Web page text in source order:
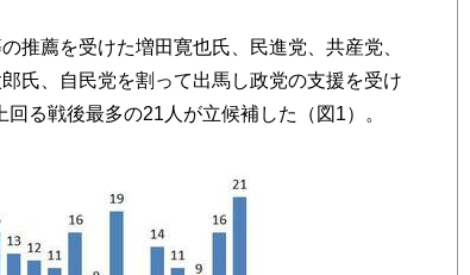
推薦を受けた増田寛也氏、民進党、共産党、
氏、自民党を割って出馬し政党の支援を受け
る戦後最多の21人が立候補した（図1）。